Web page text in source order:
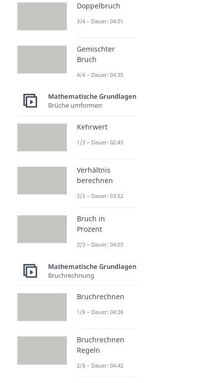
Doppelbruch
3/4 – Dauer: 04:01
Gemischter
Bruch
4/4 – Dauer: 04:35
Mathematische Grundlagen
Brüche umformen
Kehrwert
1/3 – Dauer: 02:43
Verhältnis
berechnen
2/3 – Dauer: 03:52
Bruch in
Prozent
3/3 – Dauer: 04:03
Mathematische Grundlagen
Bruchrechnung
Bruchrechnen
1/8 – Dauer: 04:26
Bruchrechnen
Regeln
2/8 – Dauer: 04:42